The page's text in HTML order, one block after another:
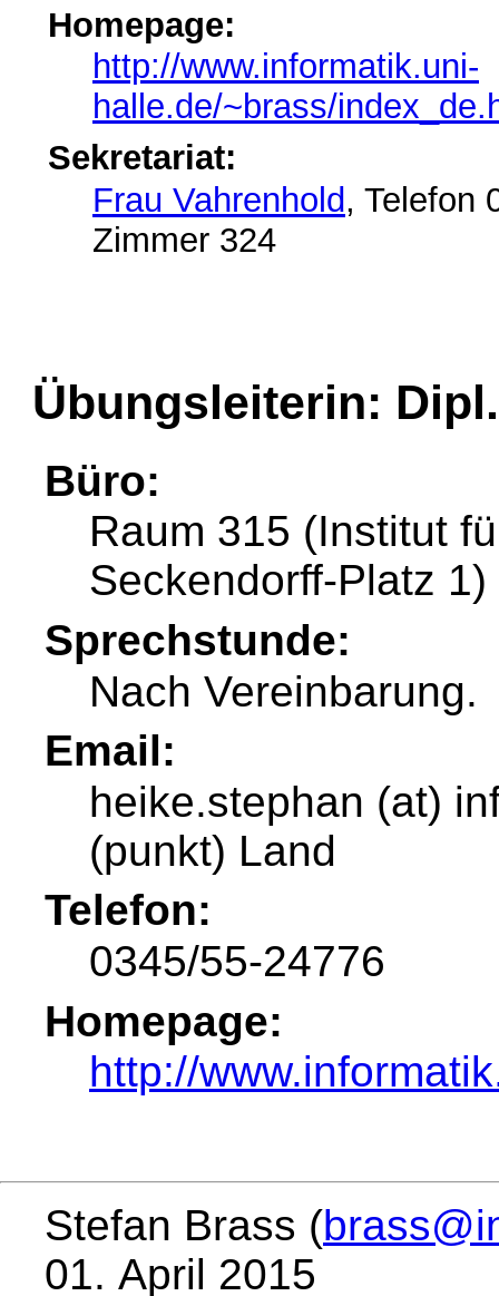
Homepage:
http://www.informatik.uni-
halle.de/~brass/
Sekretariat:
Frau Vahrenhold, Telefon
Zimmer 324
Übungsleiterin:
Büro:
Raum 315 (Institut
Seckendorff-Platz 1)
Sprechstunde:
Nach Vereinbarung.
Email:
heike.stephan (at)
(punkt) Land
Telefon:
0345/55-24776
Homepage:
http://
Stefan Brass (
01. April 2015